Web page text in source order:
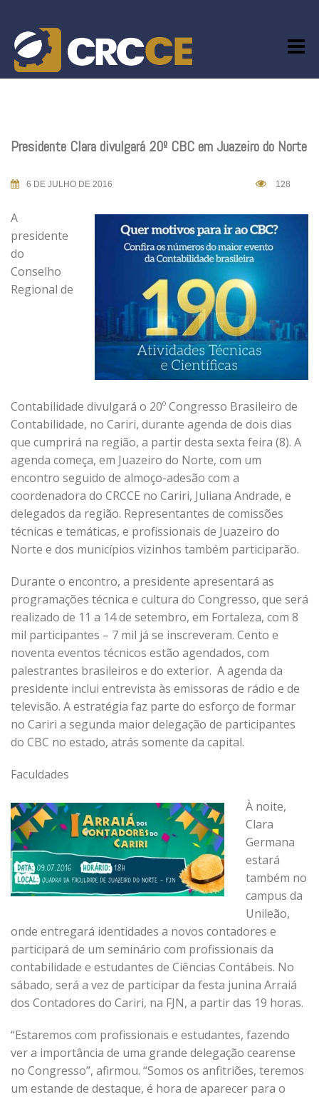
content
Presidente Clara divulgará 20º CBC em Juazeiro do Norte
6 DE JULHO DE 2016 128
A
presidente
do
Conselho
Regional de
Contabilidade divulgará o 20º Congresso Brasileiro de
Contabilidade, no Cariri, durante agenda de dois dias
que cumprirá na região, a partir desta sexta feira (8). A
agenda começa, em Juazeiro do Norte, com um
encontro seguido de almoço-adesão com a
coordenadora do CRCCE no Cariri, Juliana Andrade, e
delegados da região. Representantes de comissões
técnicas e temáticas, e profissionais de Juazeiro do
Norte e dos municípios vizinhos também participarão.
Durante o encontro, a presidente apresentará as
programações técnica e cultura do Congresso, que será
realizado de 11 a 14 de setembro, em Fortaleza, com 8
mil participantes – 7 mil já se inscreveram. Cento e
noventa eventos técnicos estão agendados, com
palestrantes brasileiros e do exterior. A agenda da
presidente inclui entrevista às emissoras de rádio e de
televisão. A estratégia faz parte do esforço de formar
no Cariri a segunda maior delegação de participantes
do CBC no estado, atrás somente da capital.
Faculdades
À noite,
Clara
Germana
estará
também no
campus da
Unileão,
onde entregará identidades a novos contadores e
participará de um seminário com profissionais da
contabilidade e estudantes de Ciências Contábeis. No
sábado, será a vez de participar da festa junina Arraiá
dos Contadores do Cariri, na FJN, a partir das 19 horas.
“Estaremos com profissionais e estudantes, fazendo
ver a importância de uma grande delegação cearense
no Congresso”, afirmou. “Somos os anfitriões, teremos
um estande de destaque, é hora de aparecer para o